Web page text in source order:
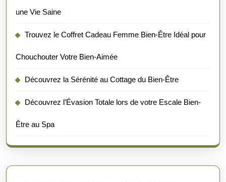
une Vie Saine
Trouvez le Coffret Cadeau Femme Bien-Être Idéal pour
Chouchouter Votre Bien-Aimée
Découvrez la Sérénité au Cottage du Bien-Être
Découvrez l’Évasion Totale lors de votre Escale Bien-
Être au Spa